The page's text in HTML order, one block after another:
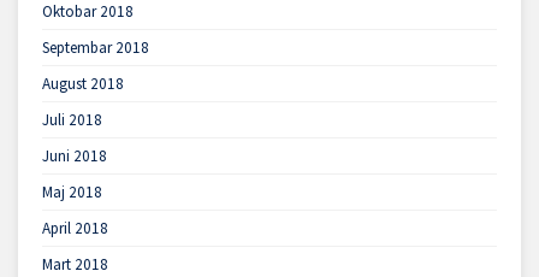
Oktobar 2018
Septembar 2018
August 2018
Juli 2018
Juni 2018
Maj 2018
April 2018
Mart 2018